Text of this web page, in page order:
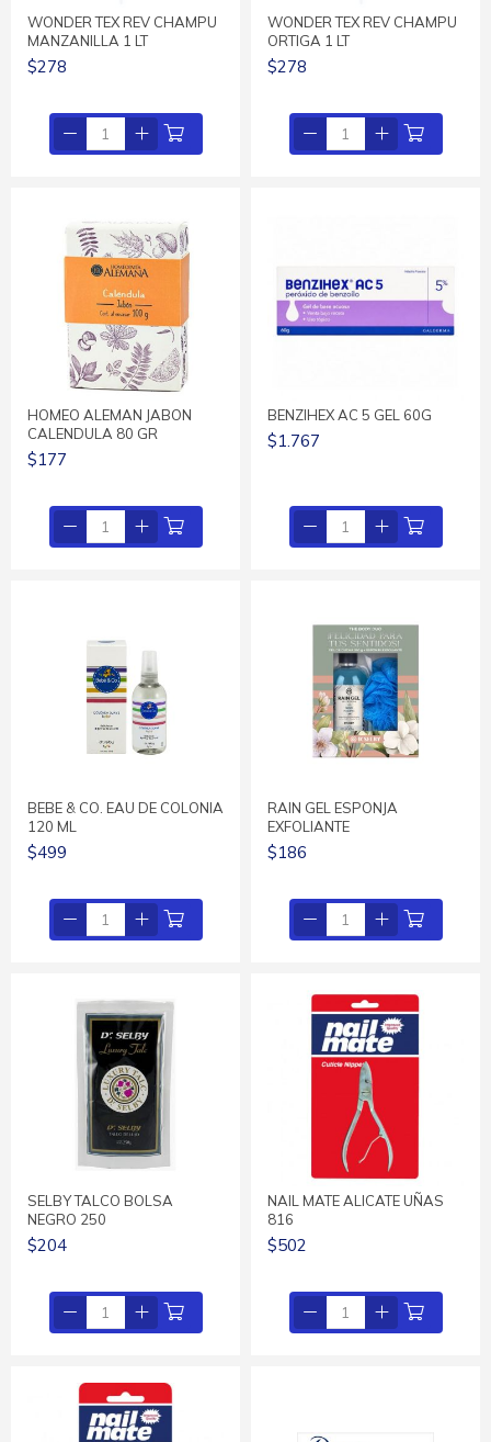
WONDER TEX REV CHAMPU
MANZANILLA 1 LT
$278
WONDER TEX REV CHAMPU
ORTIGA 1 LT
$278
HOMEO ALEMAN JABON
CALENDULA 80 GR
$177
BENZIHEX AC 5 GEL 60G
$1.767
BEBE & CO. EAU DE COLONIA
120 ML
$499
RAIN GEL ESPONJA
EXFOLIANTE
$186
SELBY TALCO BOLSA
NEGRO 250
$204
NAIL MATE ALICATE UÑAS
816
$502